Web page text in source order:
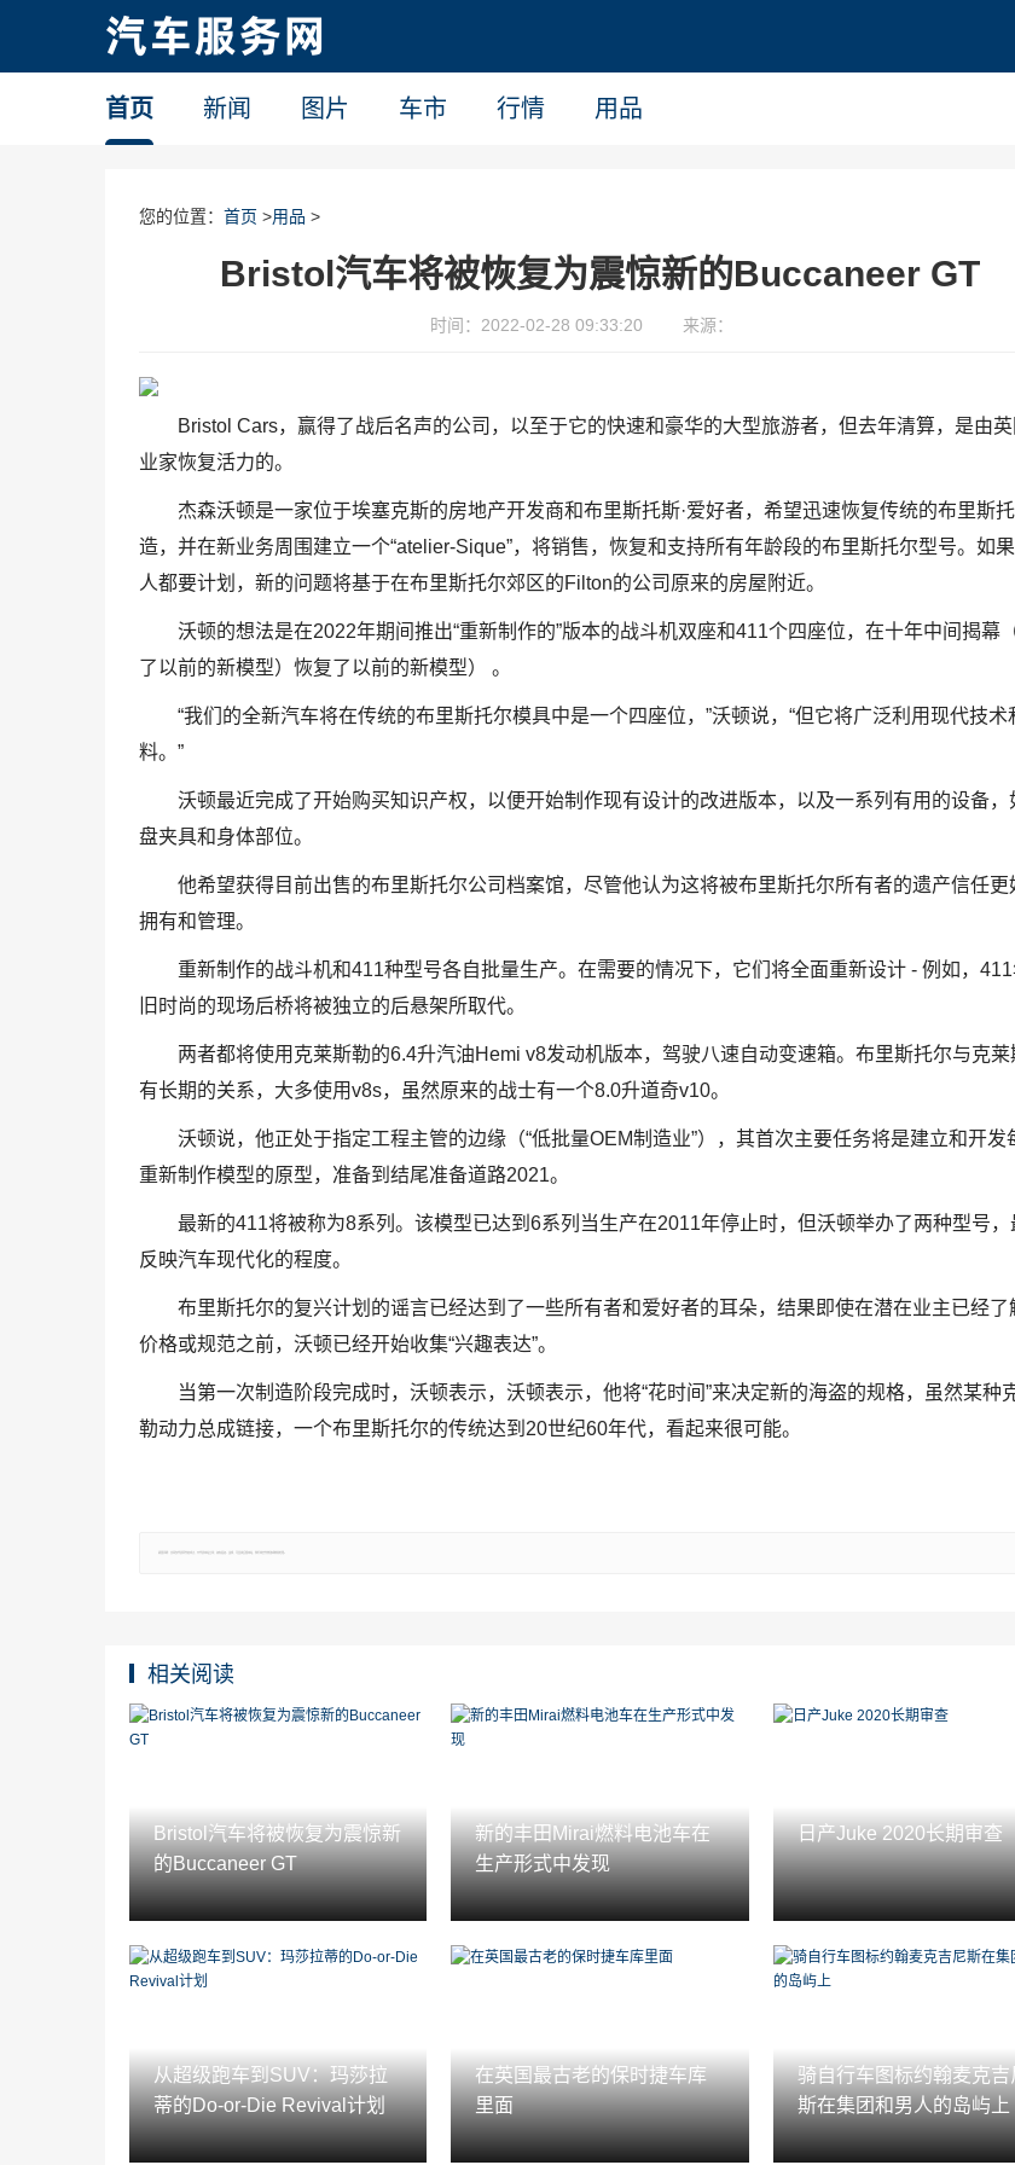
首页 新闻 图片 车市 行情 用品
您的位置： 首页 >用品 >
Bristol汽车将被恢复为震惊新的Buccaneer GT
时间：2022-02-28 09:33:20 来源：
Bristol Cars，赢得了战后名声的公司，以至于它的快速和豪华的大型旅游者，但去年清算，是由
业家恢复活力的。
杰森沃顿是一家位于埃塞克斯的房地产开发商和布里斯托斯·爱好者，希望迅速恢复传统的布里斯托
造，并在新业务周围建立一个“atelier-Sique”，将销售，恢复和支持所有年龄段的布里斯托尔型号。如
人都要计划，新的问题将基于在布里斯托尔郊区的Filton的公司原来的房屋附近。
沃顿的想法是在2022年期间推出“重新制作的”版本的战斗机双座和411个四座位，在十年中间揭幕
了以前的新模型）恢复了以前的新模型） 。
“我们的全新汽车将在传统的布里斯托尔模具中是一个四座位，”沃顿说，“但它将广泛利用现代技术
料。”
沃顿最近完成了开始购买知识产权，以便开始制作现有设计的改进版本，以及一系列有用的设备，
盘夹具和身体部位。
他希望获得目前出售的布里斯托尔公司档案馆，尽管他认为这将被布里斯托尔所有者的遗产信任更
拥有和管理。
重新制作的战斗机和411种型号各自批量生产。在需要的情况下，它们将全面重新设计 - 例如，
旧时尚的现场后桥将被独立的后悬架所取代。
两者都将使用克莱斯勒的6.4升汽油Hemi v8发动机版本，驾驶八速自动变速箱。布里斯托尔与克莱
有长期的关系，大多使用v8s，虽然原来的战士有一个8.0升道奇v10。
沃顿说，他正处于指定工程主管的边缘（“低批量OEM制造业”），其首次主要任务将是建立和开发
重新制作模型的原型，准备到结尾准备道路2021。
最新的411将被称为8系列。该模型已达到6系列当生产在2011年停止时，但沃顿举办了两种型号，
反映汽车现代化的程度。
布里斯托尔的复兴计划的谣言已经达到了一些所有者和爱好者的耳朵，结果即使在潜在业主已经了
价格或规范之前，沃顿已经开始收集“兴趣表达”。
当第一次制造阶段完成时，沃顿表示，沃顿表示，他将“花时间”来决定新的海盗的规格，虽然某种
勒动力总成链接，一个布里斯托尔的传统达到20世纪60年代，看起来很可能。
郑重声明：文章仅代表原作者观点，不代表本站立场；如有侵权、违规，可直接反馈本站，我们将会作修改或删除处理。
相关阅读
Bristol汽车将被恢复为震惊新
的Buccaneer GT
新的丰田Mirai燃料电池车在
生产形式中发现
日产Juke 2020长期审查
从超级跑车到SUV：玛莎拉
蒂的Do-or-Die Revival计划
在英国最古老的保时捷车库
里面
骑自行车图标约翰麦克吉
斯在集团和男人的岛屿上